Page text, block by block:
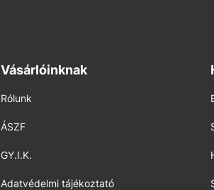
Vásárlóinknak
Rólunk
ÁSZF
GY.I.K.
Adatvédelmi tájékoztató